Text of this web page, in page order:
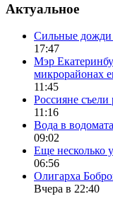
Актуальное
Сильные дожди
17:47
Мэр
микрорайонах
11:45
Россияне съели
11:16
Вода в
09:02
Еще несколько
06:56
Олигарха
Вчера в 22:40